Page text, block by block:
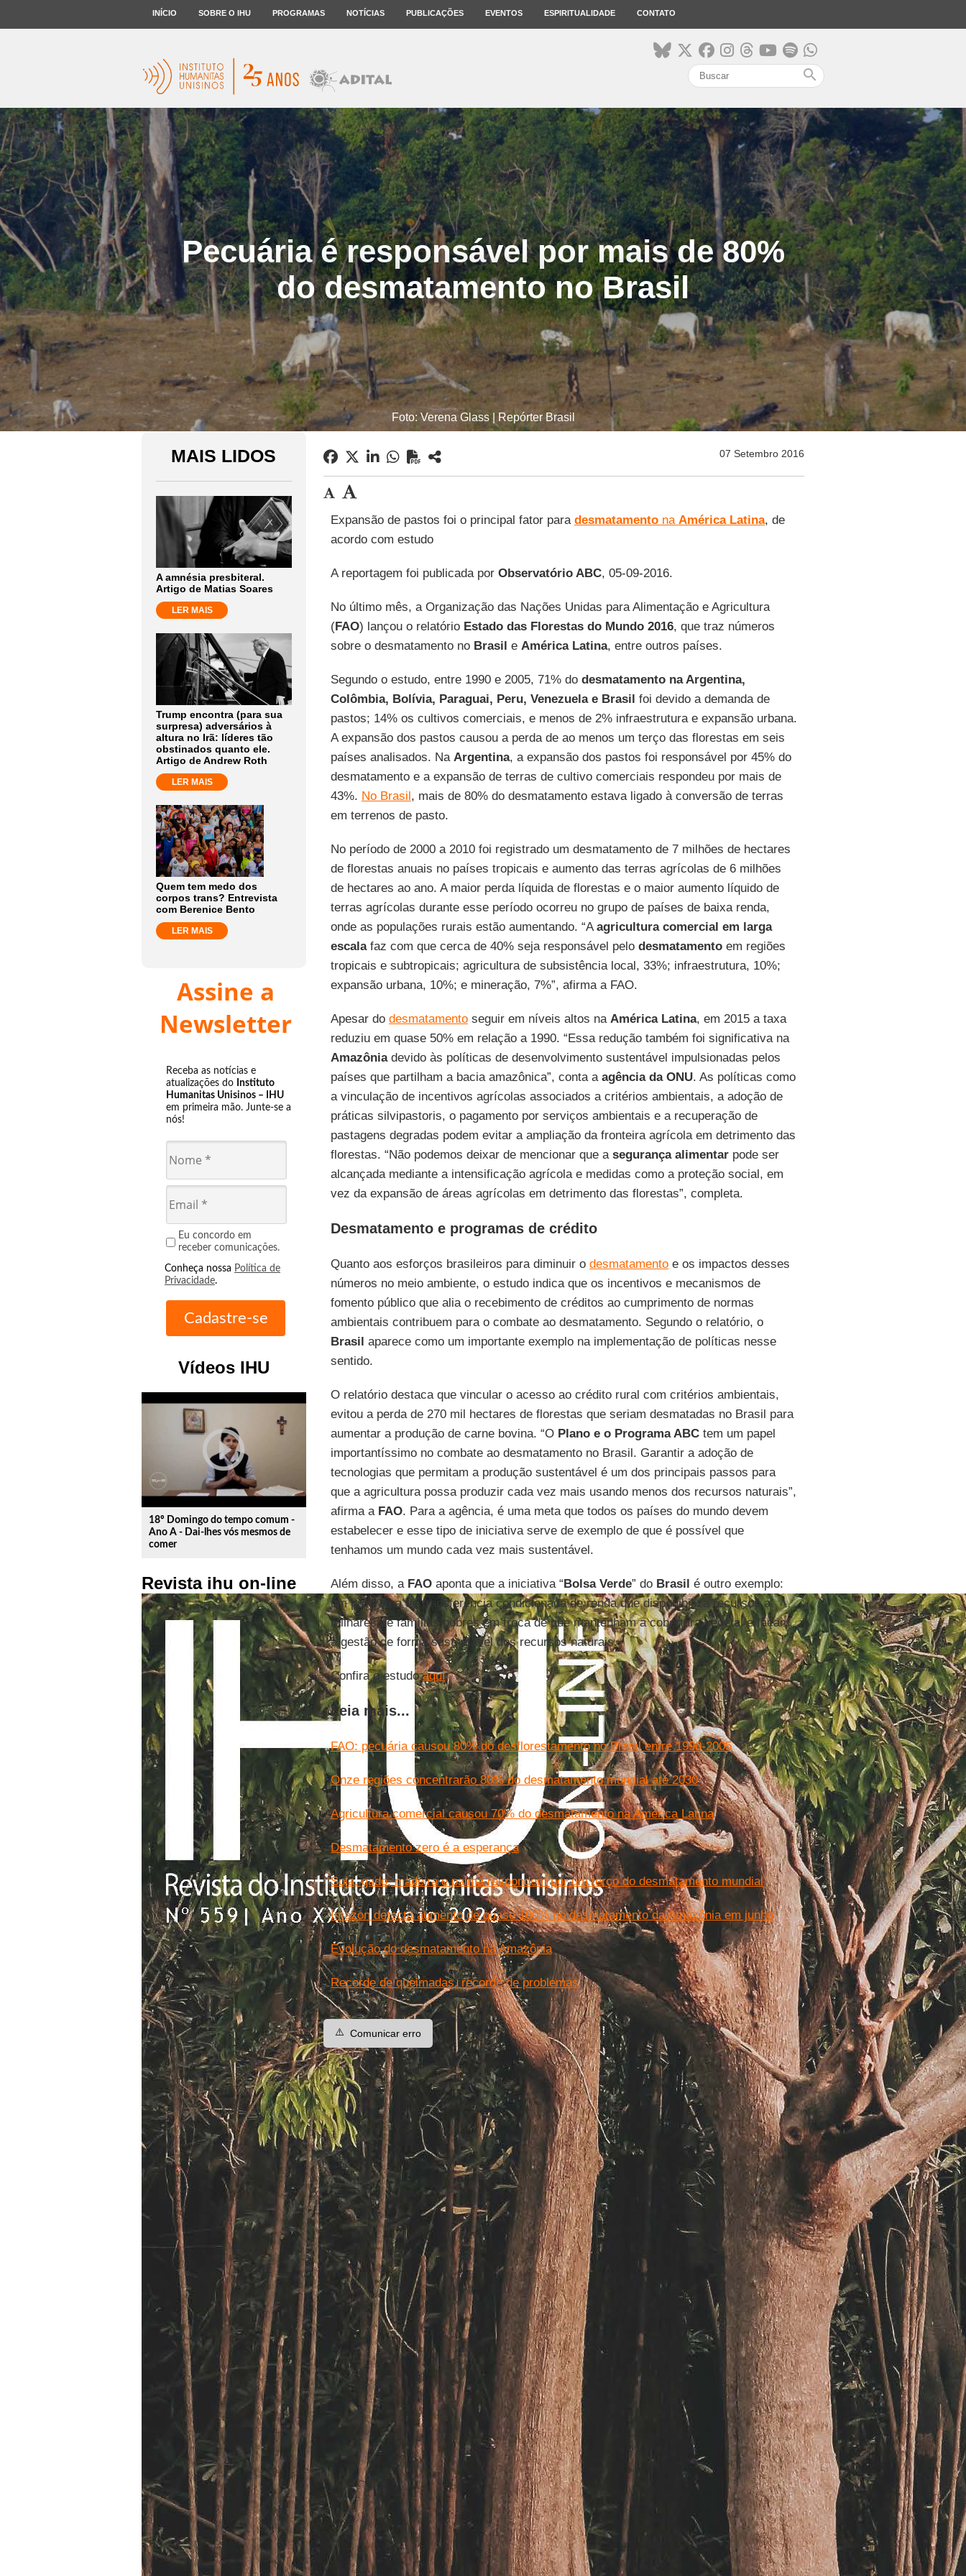
INÍCIO SOBRE O IHU PROGRAMAS NOTÍCIAS PUBLICAÇÕES EVENTOS ESPIRITUALIDADE CONTATO
search
Pecuária é responsável por mais de 80%
do desmatamento no Brasil
Foto: Verena Glass | Repórter Brasil
MAIS LIDOS
A amnésia presbiteral.
Artigo de Matias Soares
LER MAIS
Trump encontra (para sua
surpresa) adversários à
altura no Irã: líderes tão
obstinados quanto ele.
Artigo de Andrew Roth
LER MAIS
Quem tem medo dos
corpos trans? Entrevista
com Berenice Bento
LER MAIS
Assine a
Newsletter
Receba as notícias e
atualizações do Instituto
Humanitas Unisinos – IHU
em primeira mão. Junte-se a
nós!
Eu concordo em
receber comunicações.
Conheça nossa Política de
Privacidade.
Vídeos IHU
play_circle_outline
18º Domingo do tempo comum -
Ano A - Dai-lhes vós mesmos de
comer
Revista ihu on-line
07 Setembro 2016
Expansão de pastos foi o principal fator para desmatamentona América Latina, de
acordo com estudo
A reportagem foi publicada por Observatório ABC, 05-09-2016.
No último mês, a Organização das Nações Unidas para Alimentação e Agricultura
(FAO) lançou o relatórioEstado das Florestas do Mundo 2016, que traz números
sobre o desmatamento no Brasil e América Latina, entre outros países.
Segundo o estudo, entre 1990 e 2005, 71% do desmatamento na Argentina,
Colômbia, Bolívia, Paraguai, Peru, Venezuela e Brasil foi devido a demanda de
pastos; 14% os cultivos comerciais, e menos de 2% infraestrutura e expansão urbana.
A expansão dos pastos causou a perda de ao menos um terço das florestas em seis
países analisados. Na Argentina, a expansão dos pastos foi responsável por 45% do
desmatamento e a expansão de terras de cultivo comerciais respondeu por mais de
43%. No Brasil, mais de 80% do desmatamento estava ligado à conversão de terras
em terrenos de pasto.
No período de 2000 a 2010 foi registrado um desmatamento de 7 milhões de hectares
de florestas anuais no países tropicais e aumento das terras agrícolas de 6 milhões
de hectares ao ano. A maior perda líquida de florestas e o maior aumento líquido de
terras agrícolas durante esse período ocorreu no grupo de países de baixa renda,
onde as populações rurais estão aumentando. “Aagricultura comercial em larga
escalafaz com que cerca de 40% seja responsável pelo desmatamentoem regiões
tropicais e subtropicais; agricultura de subsistência local, 33%; infraestrutura, 10%;
expansão urbana, 10%; e mineração, 7%”, afirma a FAO.
Apesar do desmatamentoseguir em níveis altos na América Latina, em 2015 a taxa
reduziu em quase 50% em relação a 1990. “Essa redução também foi significativa na
Amazôniadevido às políticas de desenvolvimento sustentável impulsionadas pelos
países que partilham a bacia amazônica”, conta a agência da ONU. As políticas como
a vinculação de incentivos agrícolas associados a critérios ambientais, a adoção de
práticas silvipastoris, o pagamento por serviços ambientais e a recuperação de
pastagens degradas podem evitar a ampliação da fronteira agrícola em detrimento das
florestas. “Não podemos deixar de mencionar que asegurança alimentarpode ser
alcançada mediante a intensificação agrícola e medidas como a proteção social, em
vez da expansão de áreas agrícolas em detrimento das florestas”, completa.
Desmatamento e programas de crédito
Quanto aos esforços brasileiros para diminuir o desmatamentoe os impactos desses
números no meio ambiente, o estudo indica que os incentivos e mecanismos de
fomento público que alia o recebimento de créditos ao cumprimento de normas
ambientais contribuem para o combate ao desmatamento. Segundo o relatório, o
Brasil aparece como um importante exemplo na implementação de políticas nesse
sentido.
O relatório destaca que vincular o acesso ao crédito rural com critérios ambientais,
evitou a perda de 270 mil hectares de florestas que seriam desmatadas no Brasil para
aumentar a produção de carne bovina. “O Plano e o Programa ABCtem um papel
importantíssimo no combate ao desmatamento no Brasil. Garantir a adoção de
tecnologias que permitam a produção sustentável é um dos principais passos para
que a agricultura possa produzir cada vez mais usando menos dos recursos naturais”,
afirma a FAO. Para a agência, é uma meta que todos os países do mundo devem
estabelecer e esse tipo de iniciativa serve de exemplo de que é possível que
tenhamos um mundo cada vez mais sustentável.
Além disso, a FAOaponta que a iniciativa “Bolsa Verde” do Brasil é outro exemplo:
um programa de transferência condicionada de renda que disponibiliza recursos a
milhares de famílias pobres em troca de que mantenham a cobertura vegetal e façam
a gestão de forma sustentável dos recursos naturais.
Confira o estudoaqui.
Leia mais...
FAO: pecuária causou 80% do desflorestamento no Brasil entre 1990-2005
Onze regiões concentrarão 80% do desmatamento mundial até 2030
Agricultura comercial causou 70% do desmatamento na América Latina
Desmatamento zero é a esperança
Soja, gado, madeira e palma respondem por um terço do desmatamento mundial
Imazon detecta aumento de quase 100% no desmatamento da Amazônia em junho
Evolução do desmatamento na Amazônia
Recorde de queimadas, recorde de problemas
⚠️ Comunicar erro